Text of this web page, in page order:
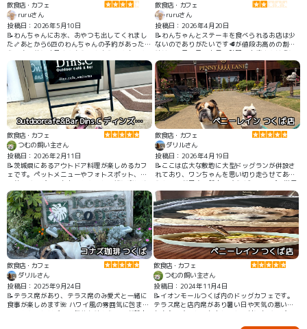
飲食店・カフェ
ruruさん
投稿日：2026年5月10日
📝わんちゃんにお水、おやつも出してくれまし
た🦴あとから6匹のわんちゃんの予約があったよ
うで来る前に店員さんからこれからわんちゃん
たくさんくるので心してくださいと声かけして
くれてほんわかしました🤣店長さん？もわんち
ゃん飼われてるみたいでわんちゃんに対してフ
レンドリーでした。予約したほうがいいとおも
います☎
飲食店・カフェ
ruruさん
投稿日：2026年4月20日
📝わんちゃんとステーキを食べられるお店は少
ないのでありがたいです🥩が値段お高めの割に
味は、、日曜日のお昼の時間でお客さんは他に1
組でした。駐車場は広いです。わんちゃん連れ
の席の予約は承ってないとのことでした。6席く
らいありました。わんちゃん用のお水は出して
くれます。
Outdoorcafe&Bar Dins.C ディンズカフェ
飲食店・カフェ
つむの飼い主さん
投稿日：2026年2月11日
📝茨城県にあるアウトドア料理が楽しめるカフ
ェです。ペットメニューやフォトスポット、人
工芝のドッグランもありわんこと一緒に楽しめ
ます。うちの子はわんこ用ハンバーグを注文し
て大喜びでした！
ペニーレイン つくば店
飲食店・カフェ
ダリルさん
投稿日：2026年4月19日
📝ここは広大な敷地に大型ドッグランが併設さ
れており、ワンちゃんを思い切り走らせてあげ
られるのが最大の魅力です🐶 ビートルズの世界
観に浸れるお洒落な店内では、愛犬と一緒に本
格的な洋食や焼き立てパンを堪能できます🇬🇧
🩷 特に名物のブルーベリーブレッドは、自分へ
のご褒美やお土産として絶対に外せない逸品で
す🫐 フォトジェニックな外観はどこを撮っても
絵になるので、愛犬との思い出写真も最高の仕
上がりになります📸
コナズ珈琲 つくば
飲食店・カフェ
ダリルさん
投稿日：2025年9月24日
📝テラス席があり、テラス席のみ愛犬と一緒に
食事が楽しめます🌺 ハワイ風の雰囲気に包まれ
て、わんことリゾート気分を味わえるのが魅力
ペニーレイン つくば店
飲食店・カフェ
つむの飼い主さん
投稿日：2024年11月4日
📝イオンモールつくば内のドッグカフェです。
テラス席と店内席があり暑い日や天気の悪い日
も安心です。とてもおしゃれで外にもドッグラ